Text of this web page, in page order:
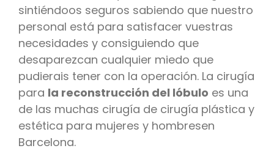
sintiéndoos seguros sabiendo que nuestro
personal está para satisfacer vuestras
necesidades y consiguiendo que
desaparezcan cualquier miedo que
pudierais tener con la operación. La cirugía
para la reconstrucción del lóbulo es una
de las muchas cirugía de cirugía plástica y
estética para mujeres y hombresen
Barcelona.